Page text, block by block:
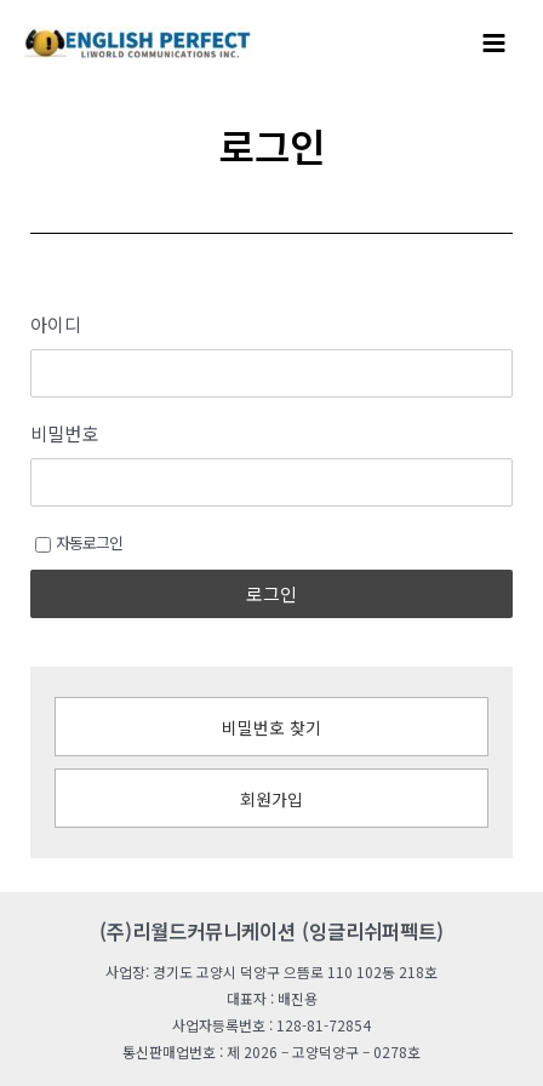
건너뛰기
Menu
로그인
아이디
비밀번호
자동로그인
로그인
비밀번호 찾기
회원가입
(주)리월드커뮤니케이션 (잉글리쉬퍼펙트)
사업장: 경기도 고양시 덕양구 으뜸로 110 102동 218호
대표자 : 배진용
사업자등록번호 : 128-81-72854
통신판매업번호 : 제 2026 – 고양덕양구 – 0278호